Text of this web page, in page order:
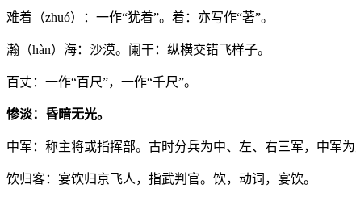
难着（zhuó）：一作“犹着”。着：亦写作“著”。
瀚（hàn）海：沙漠。阑干：纵横交错飞样子。
百丈：一作“百尺”，一作“千尺”。
惨淡：昏暗无光。
中军：称主将或指挥部。古时分兵为中、左、右三军，中军为
饮归客：宴饮归京飞人，指武判官。饮，动词，宴饮。